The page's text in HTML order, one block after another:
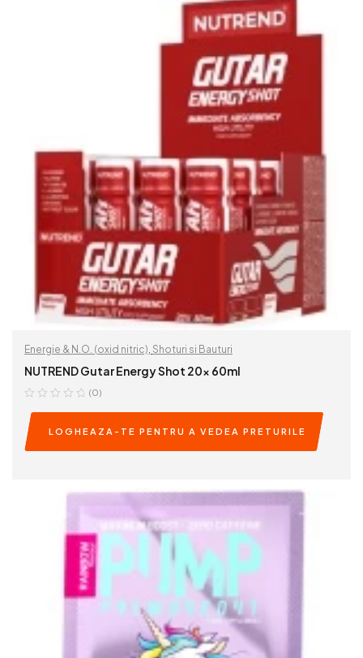
READ MORE
Energie & N.O. (oxid nitric), Shoturi si Bauturi
NUTREND Gutar Energy Shot 20x 60ml
(0)
LOGHEAZA-TE PENTRU A VEDEA PRETURILE